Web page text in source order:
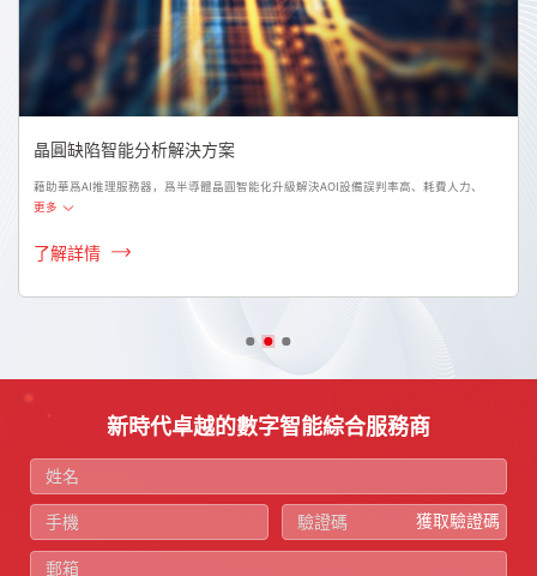
變電站遠程智能巡視方案
華爲AI計算產品賦能變電站智能化升級，解決設備狀態看護效率低、周界環境監控不及時
更多
了解詳情
新時代卓越的數字智能綜合服務商
獲取驗證碼